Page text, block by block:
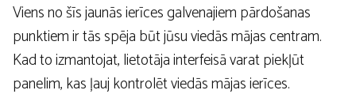
Viens no šīs jaunās ierīces galvenajiem pārdošanas
punktiem ir tās spēja būt jūsu viedās mājas centram.
Kad to izmantojat, lietotāja interfeisā varat piekļūt
panelim, kas ļauj kontrolēt viedās mājas ierīces.